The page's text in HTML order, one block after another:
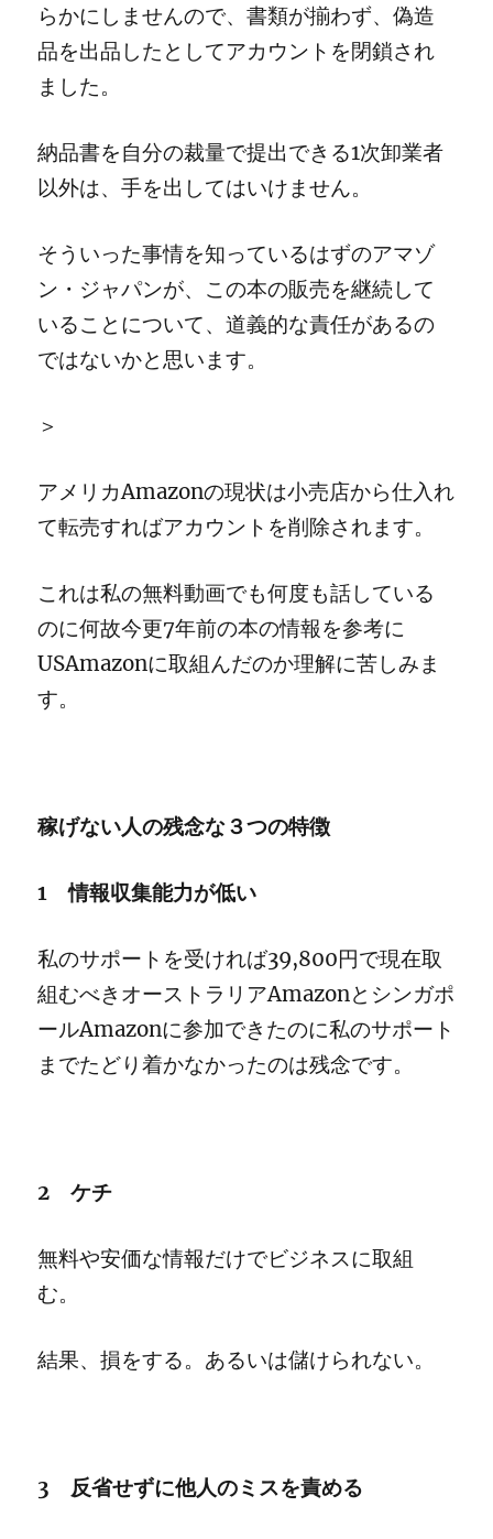
らかにしませんので、書類が揃わず、偽造
品を出品したとしてアカウントを閉鎖され
ました。
納品書を自分の裁量で提出できる1次卸業者
以外は、手を出してはいけません。
そういった事情を知っているはずのアマゾ
ン・ジャパンが、この本の販売を継続して
いることについて、道義的な責任があるの
ではないかと思います。
＞
アメリカAmazonの現状は小売店から仕入れ
て転売すればアカウントを削除されます。
これは私の無料動画でも何度も話している
のに何故今更7年前の本の情報を参考に
USAmazonに取組んだのか理解に苦しみま
す。
稼げない人の残念な３つの特徴
1 情報収集能力が低い
私のサポートを受ければ39,800円で現在取
組むべきオーストラリアAmazonとシンガポ
ールAmazonに参加できたのに私のサポート
までたどり着かなかったのは残念です。
2 ケチ
無料や安価な情報だけでビジネスに取組
む。
結果、損をする。あるいは儲けられない。
3 反省せずに他人のミスを責める